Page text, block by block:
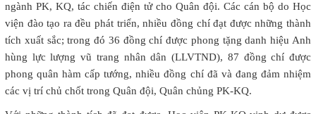
ngành PK, KQ, tác chiến điện tử cho Quân đội. Các cán bộ do Học
viện đào tạo ra đều phát triển, nhiều đồng chí đạt được những thành
tích xuất sắc; trong đó 36 đồng chí được phong tặng danh hiệu Anh
hùng lực lượng vũ trang nhân dân (LLVTND), 87 đồng chí được
phong quân hàm cấp tướng, nhiều đồng chí đã và đang đảm nhiệm
các vị trí chủ chốt trong Quân đội, Quân chủng PK-KQ.